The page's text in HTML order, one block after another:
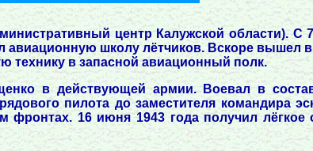
центр Калужской области). С
школу лётчиков. Вскоре вышел в
технику в запасной авиационный полк.
в действующей армии. Воевал в
пилота до заместителя командира
16 июня 1943 года получил лёгкое